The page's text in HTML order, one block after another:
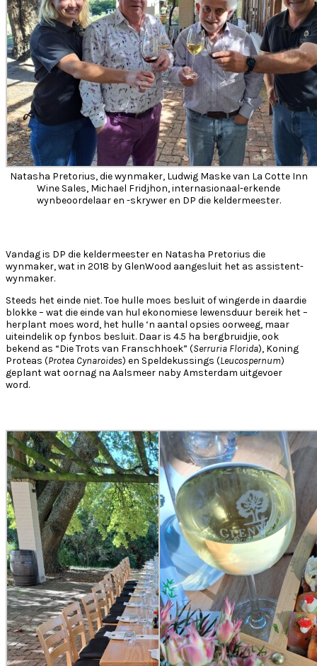
Natasha Pretorius, die wynmaker, Ludwig Maske van La Cotte Inn
Wine Sales, Michael Fridjhon, internasionaal-erkende
wynbeoordelaar en -skrywer en DP die keldermeester.
Vandag is DP die keldermeester en Natasha Pretorius die
wynmaker, wat in 2018 by GlenWood aangesluit het as assistent-
wynmaker.
Steeds het einde niet. Toe hulle moes besluit of wingerde in daardie
blokke – wat die einde van hul ekonomiese lewensduur bereik het –
herplant moes word, het hulle ‘n aantal opsies oorweeg, maar
uiteindelik op fynbos besluit. Daar is 4.5 ha bergbruidjie, ook
bekend as “Die Trots van Franschhoek” (Serruria Florida), Koning
Proteas (Protea Cynaroides) en Speldekussings (Leucospernum)
geplant wat oornag na Aalsmeer naby Amsterdam uitgevoer
word.